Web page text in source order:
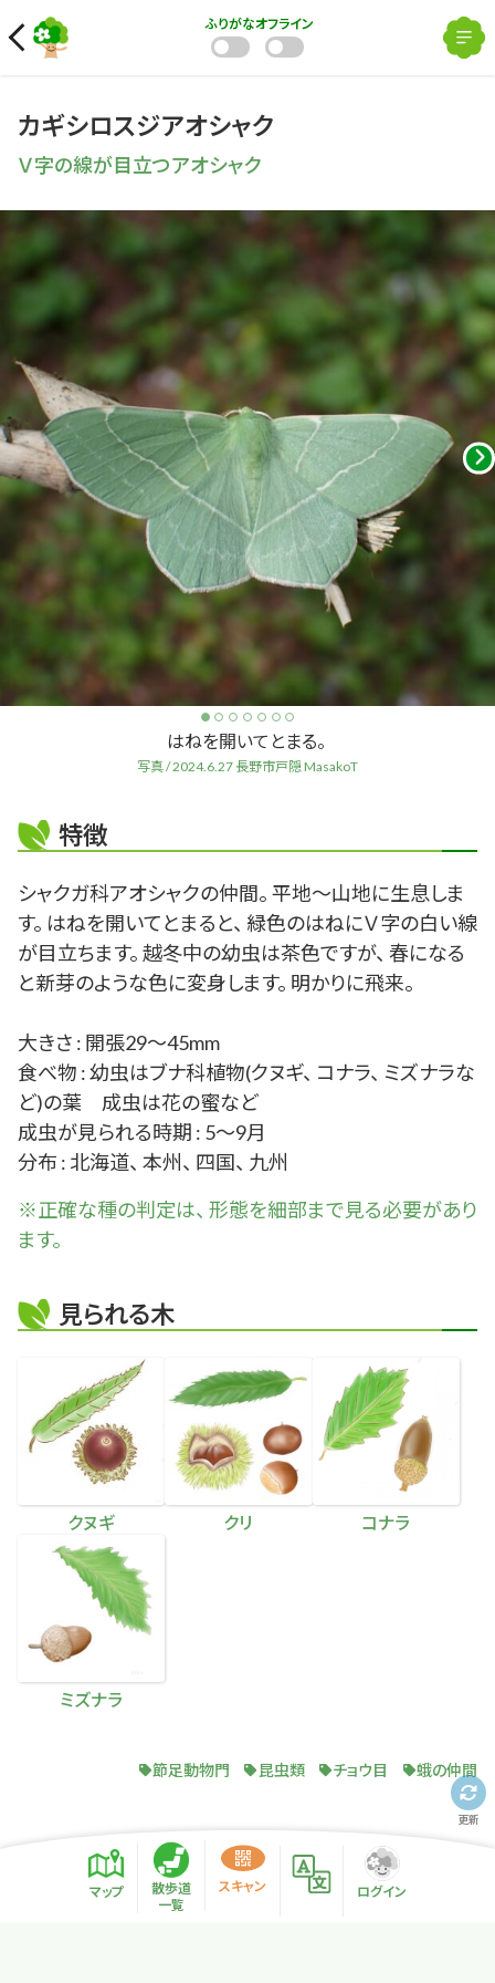
ふりがなオフライン
カギシロスジアオシャク
Ｖ字の線が目立つアオシャク
はねを開いてとまる。
写真 / 2024.6.27 長野市戸隠 MasakoT
特徴
シャクガ科アオシャクの仲間。 平地～山地に生息しま
す。 はねを開いてとまると、 緑色のはねにＶ字の白い線
が目立ちます。 越冬中の幼虫は茶色ですが、 春になる
と新芽のような色に変身します。 明かりに飛来。
大きさ : 開張29～45mm
食べ物 : 幼虫はブナ科植物(クヌギ、 コナラ、 ミズナラな
ど)の葉 成虫は花の蜜など
成虫が見られる時期 : 5～9月
分布 : 北海道、 本州、 四国、 九州
※正確な種の判定は、 形態を細部まで見る必要があり
ます。
見られる木
クヌギ クリ コナラ
ミズナラ
節足動物門 昆虫類 チョウ目 蛾の仲間
更新
マップ
散歩道
一覧
スキャン ログイン